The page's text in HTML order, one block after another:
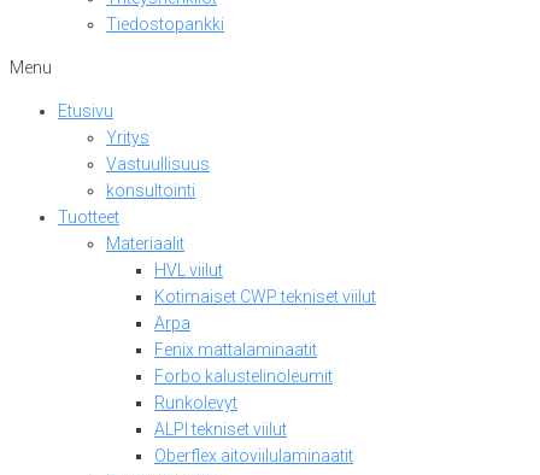
Tiedostopankki
Menu
Etusivu
Yritys
Vastuullisuus
konsultointi
Tuotteet
Materiaalit
HVL viilut
Kotimaiset CWP tekniset viilut
Arpa
Fenix mattalaminaatit
Forbo kalustelinoleumit
Runkolevyt
ALPI tekniset viilut
Oberflex aitoviilulaminaatit